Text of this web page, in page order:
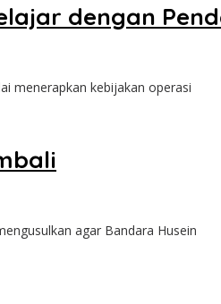
dengan
menerapkan kebijakan operasi
agar Bandara Husein